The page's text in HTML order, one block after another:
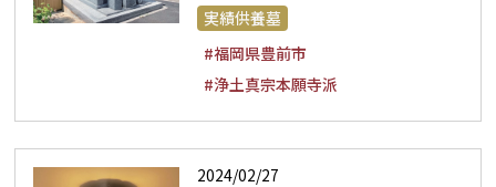
実績供養墓
#福岡県豊前市
#浄土真宗本願寺派
2024/02/27